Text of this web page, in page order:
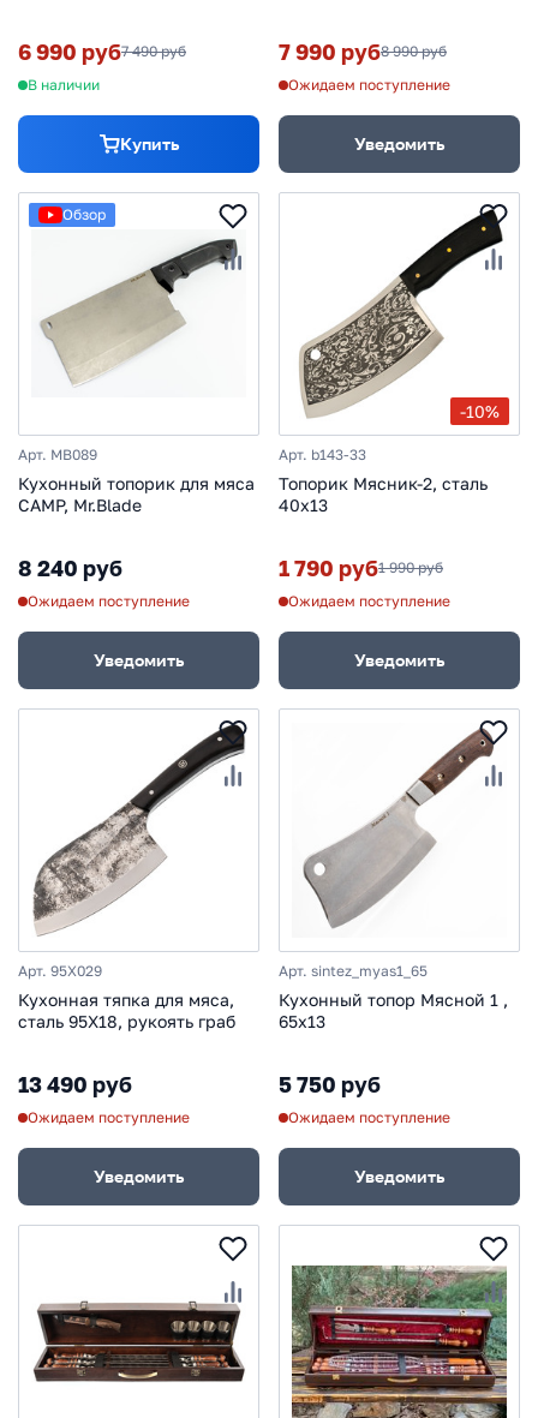
граб
6 990 руб7 490 руб
В наличии
Купить
7 990 руб8 990 руб
Ожидаем поступление
Уведомить
Обзор
Арт. MB089
Кухонный топорик для мяса
CAMP, Mr.Blade
8 240 руб
Ожидаем поступление
Уведомить
-10%
Арт. b143-33
Топорик Мясник-2, сталь
40х13
1 790 руб1 990 руб
Ожидаем поступление
Уведомить
Арт. 95X029
Кухонная тяпка для мяса,
сталь 95Х18, рукоять граб
13 490 руб
Ожидаем поступление
Уведомить
Арт. sintez_myas1_65
Кухонный топор Мясной 1 ,
65х13
5 750 руб
Ожидаем поступление
Уведомить